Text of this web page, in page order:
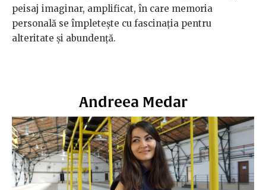
peisaj imaginar, amplificat, în care memoria
personală se împletește cu fascinația pentru
alteritate și abundență.
Andreea Medar